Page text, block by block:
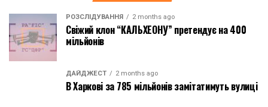
РОЗСЛІДУВАННЯ 2 months ago
Свіжий клон “КАЛЬХЕОНУ” претендує на 400
мільйонів
ДАЙДЖЕСТ 2 months ago
В Харкові за 785 мільйонів замітатимуть вулиці